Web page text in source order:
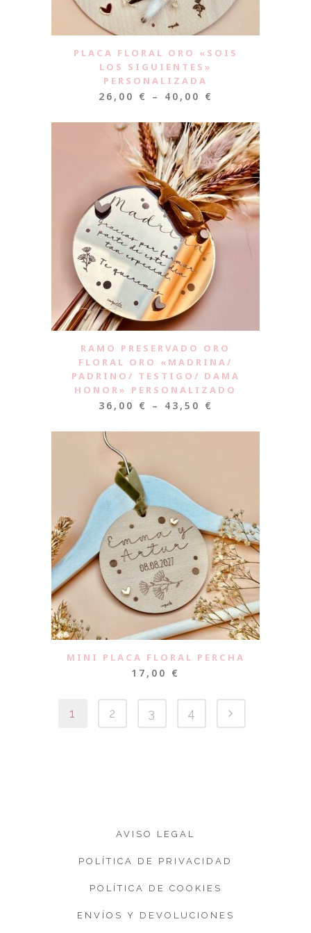
PLACA FLORAL ORO «SOIS
LOS SIGUIENTES»
PERSONALIZADA
26,00 € – 40,00 €
RAMO PRESERVADO ORO
FLORAL ORO «MADRINA/
PADRINO/ TESTIGO/ DAMA
HONOR» PERSONALIZADO
36,00 € – 43,50 €
MINI PLACA FLORAL PERCHA
17,00 €
1 2 3 4
AVISO LEGAL
POLÍTICA DE PRIVACIDAD
POLÍTICA DE COOKIES
ENVÍOS Y DEVOLUCIONES